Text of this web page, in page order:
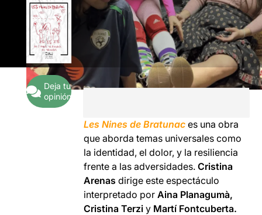
Deja tu
opinión
Les Nines de Bratunac es una obra
que aborda temas universales como
la identidad, el dolor, y la resiliencia
frente a las adversidades.Cristina
Arenasdirige este espectáculo
interpretado porAina Planagumà,
Cristina Terziy Martí Fontcuberta.